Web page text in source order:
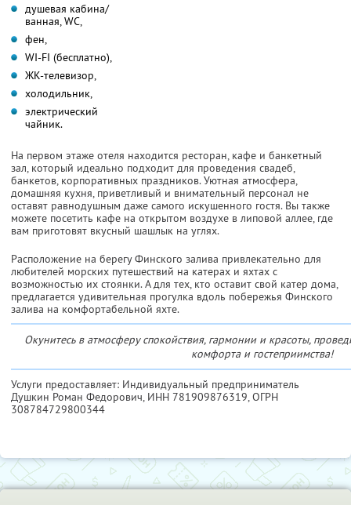
душевая кабина/
ванная, WC,
фен,
WI-FI (бесплатно),
ЖК-телевизор,
холодильник,
электрический
чайник.
На первом этаже отеля находится ресторан, кафе и банкетный
зал, который идеально подходит для проведения свадеб,
банкетов, корпоративных праздников. Уютная атмосфера,
домашняя кухня, приветливый и внимательный персонал не
оставят равнодушным даже самого искушенного гостя. Вы также
можете посетить кафе на открытом воздухе в липовой аллее, где
вам приготовят вкусный шашлык на углях.
Расположение на берегу Финского залива привлекательно для
любителей морских путешествий на катерах и яхтах с
возможностью их стоянки. А для тех, кто оставит свой катер дома,
предлагается удивительная прогулка вдоль побережья Финского
залива на комфортабельной яхте.
Окунитесь в атмосферу спокойствия, гармонии и красоты,
комфорта и гостеприимства!
Услуги предоставляет: Индивидуальный предприниматель
Душкин Роман Федорович, ИНН 781909876319, ОГРН
308784729800344